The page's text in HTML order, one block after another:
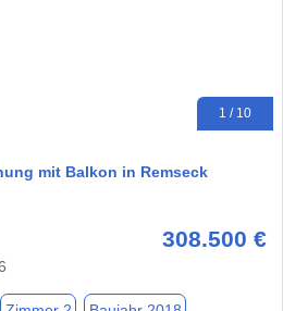
1 / 10
mit Balkon in Remseck
308.500 €